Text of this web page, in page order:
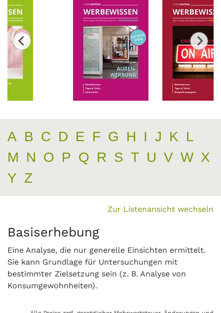
A B C D E F G H I J K L
M
N O P Q R S T U V W X
Y Z
Zur Listenansicht wechseln
Basiserhebung
Eine Analyse, die nur generelle Einsichten ermittelt.
Sie kann Grundlage für Untersuchungen mit
bestimmter Zielsetzung sein (z. B. Analyse von
Konsumgewohnheiten).